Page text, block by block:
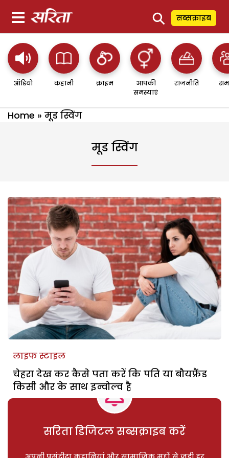
⚲ सब्सक्राइब
ऑडियो कहानी क्राइम
आपकी
समस्याएं
राजनीति
Home » मूड स्विंग
मूड स्विंग
लाइफ स्टाइल
चेहरा देख कर कैसे पता करें कि पति या बौयफ्रैंड
किसी और के साथ इन्वोल्व है
सरिता डिजिटल सब्सक्राइब करें